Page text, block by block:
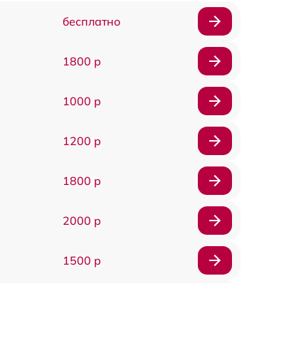
бесплатно
1800 р
1000 р
1200 р
1800 р
2000 р
1500 р